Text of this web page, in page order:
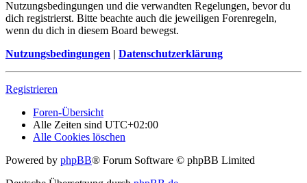
Nutzungsbedingungen und die verwandten Regelungen, bevor du
dich registrierst. Bitte beachte auch die jeweiligen Forenregeln,
wenn du dich in diesem Board bewegst.
Nutzungsbedingungen | Datenschutzerklärung
Registrieren
Foren-Übersicht
Alle Zeiten sind UTC+02:00
Alle Cookies löschen
Powered by phpBB® Forum Software © phpBB Limited